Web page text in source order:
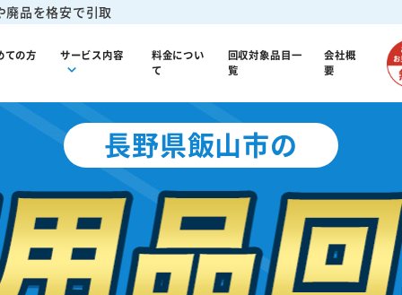
廃品を格安で引取
ての方 サービス内容
料金につい
て
回収対象品目一
覧
会社概
要
長野県飯山市の